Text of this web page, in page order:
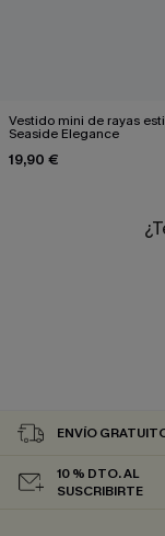
Vestido mini de rayas
Seaside Elegance
19,90 €
ENVÍO
10 % DTO. AL
SUSCRIBIRTE